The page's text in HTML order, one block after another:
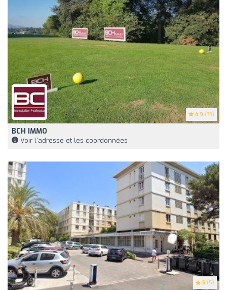
4.9 (73)
BCH IMMO
Voir l'adresse et les coordonnées
5 (5)